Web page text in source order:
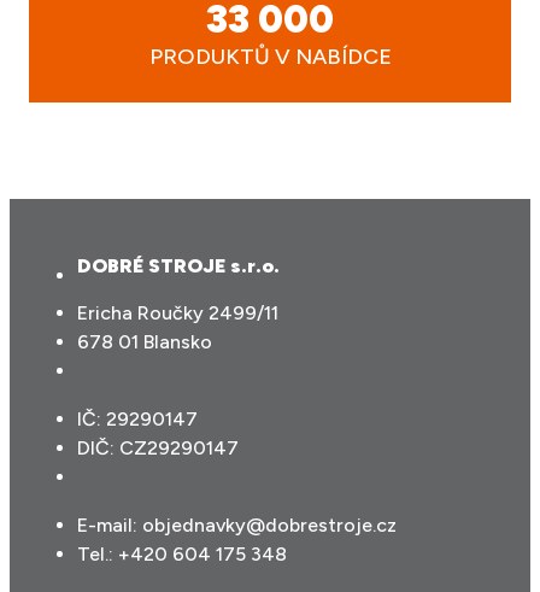
33 000
PRODUKTŮ V NABÍDCE
DOBRÉ STROJE s.r.o.
Ericha Roučky 2499/11
678 01 Blansko
IČ: 29290147
DIČ: CZ29290147
E-mail: objednavky@dobrestroje.cz
Tel.: +420 604 175 348